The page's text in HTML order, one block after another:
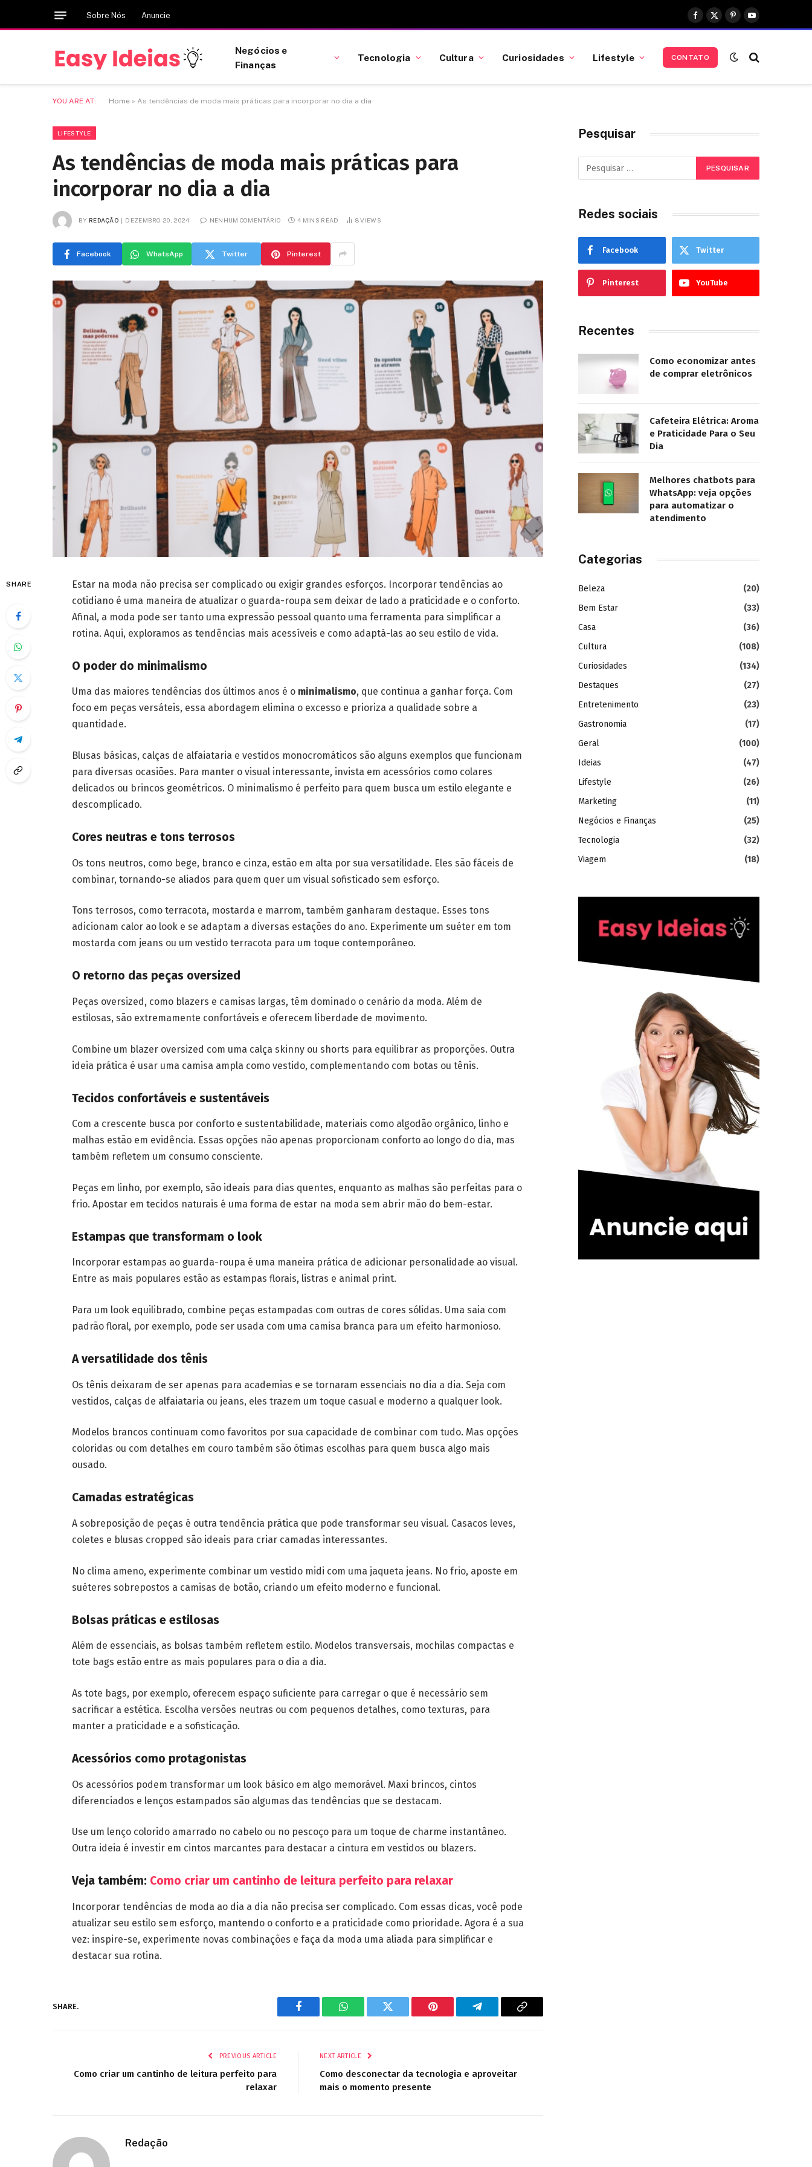
Sobre Nós Anuncie
Facebook
X
(Twitter)
PinterestYouTube
Negócios e
Finanças
Tecnologia Cultura Curiosidades Lifestyle CONTATO
YOU ARE AT: Home » As tendências de moda mais práticas para incorporar no dia a dia
LIFESTYLE
As tendências de moda mais práticas para
incorporar no dia a dia
BY REDAÇÃO DEZEMBRO 20, 2024 NENHUM COMENTÁRIO 4 MINS READ 8VIEWS
Facebook WhatsApp Twitter Pinterest
SHARE
Estar na moda não precisa ser complicado ou exigir grandes esforços. Incorporar tendências ao
cotidiano é uma maneira de atualizar o guarda-roupa sem deixar de lado a praticidade e o conforto.
Afinal, a moda pode ser tanto uma expressão pessoal quanto uma ferramenta para simplificar a
rotina. Aqui, exploramos as tendências mais acessíveis e como adaptá-las ao seu estilo de vida.
O poder do minimalismo
Uma das maiores tendências dos últimos anos é o minimalismo, que continua a ganhar força. Com
foco em peças versáteis, essa abordagem elimina o excesso e prioriza a qualidade sobre a
quantidade.
Blusas básicas, calças de alfaiataria e vestidos monocromáticos são alguns exemplos que funcionam
para diversas ocasiões. Para manter o visual interessante, invista em acessórios como colares
delicados ou brincos geométricos. O minimalismo é perfeito para quem busca um estilo elegante e
descomplicado.
Cores neutras e tons terrosos
Os tons neutros, como bege, branco e cinza, estão em alta por sua versatilidade. Eles são fáceis de
combinar, tornando-se aliados para quem quer um visual sofisticado sem esforço.
Tons terrosos, como terracota, mostarda e marrom, também ganharam destaque. Esses tons
adicionam calor ao look e se adaptam a diversas estações do ano. Experimente um suéter em tom
mostarda com jeans ou um vestido terracota para um toque contemporâneo.
O retorno das peças oversized
Peças oversized, como blazers e camisas largas, têm dominado o cenário da moda. Além de
estilosas, são extremamente confortáveis e oferecem liberdade de movimento.
Combine um blazer oversized com uma calça skinny ou shorts para equilibrar as proporções. Outra
ideia prática é usar uma camisa ampla como vestido, complementando com botas ou tênis.
Tecidos confortáveis e sustentáveis
Com a crescente busca por conforto e sustentabilidade, materiais como algodão orgânico, linho e
malhas estão em evidência. Essas opções não apenas proporcionam conforto ao longo do dia, mas
também refletem um consumo consciente.
Peças em linho, por exemplo, são ideais para dias quentes, enquanto as malhas são perfeitas para o
frio. Apostar em tecidos naturais é uma forma de estar na moda sem abrir mão do bem-estar.
Estampas que transformam o look
Incorporar estampas ao guarda-roupa é uma maneira prática de adicionar personalidade ao visual.
Entre as mais populares estão as estampas florais, listras e animal print.
Para um look equilibrado, combine peças estampadas com outras de cores sólidas. Uma saia com
padrão floral, por exemplo, pode ser usada com uma camisa branca para um efeito harmonioso.
A versatilidade dos tênis
Os tênis deixaram de ser apenas para academias e se tornaram essenciais no dia a dia. Seja com
vestidos, calças de alfaiataria ou jeans, eles trazem um toque casual e moderno a qualquer look.
Modelos brancos continuam como favoritos por sua capacidade de combinar com tudo. Mas opções
coloridas ou com detalhes em couro também são ótimas escolhas para quem busca algo mais
ousado.
Camadas estratégicas
A sobreposição de peças é outra tendência prática que pode transformar seu visual. Casacos leves,
coletes e blusas cropped são ideais para criar camadas interessantes.
No clima ameno, experimente combinar um vestido midi com uma jaqueta jeans. No frio, aposte em
suéteres sobrepostos a camisas de botão, criando um efeito moderno e funcional.
Bolsas práticas e estilosas
Além de essenciais, as bolsas também refletem estilo. Modelos transversais, mochilas compactas e
tote bags estão entre as mais populares para o dia a dia.
As tote bags, por exemplo, oferecem espaço suficiente para carregar o que é necessário sem
sacrificar a estética. Escolha versões neutras ou com pequenos detalhes, como texturas, para
manter a praticidade e a sofisticação.
Acessórios como protagonistas
Os acessórios podem transformar um look básico em algo memorável. Maxi brincos, cintos
diferenciados e lenços estampados são algumas das tendências que se destacam.
Use um lenço colorido amarrado no cabelo ou no pescoço para um toque de charme instantâneo.
Outra ideia é investir em cintos marcantes para destacar a cintura em vestidos ou blazers.
Veja também: Como criar um cantinho de leitura perfeito para relaxar
Incorporar tendências de moda ao dia a dia não precisa ser complicado. Com essas dicas, você pode
atualizar seu estilo sem esforço, mantendo o conforto e a praticidade como prioridade. Agora é a sua
vez: inspire-se, experimente novas combinações e faça da moda uma aliada para simplificar e
destacar sua rotina.
SHARE.
Facebook WhatsAppTwitter Pinterest Telegram Copy
PREVIOUS ARTICLE
Como criar um cantinho de leitura perfeito para
relaxar
NEXT ARTICLE
Como desconectar da tecnologia e aproveitar
mais o momento presente
Redação
Pesquisar
Redes sociais
Facebook Twitter
Pinterest YouTube
Recentes
Como economizar antes
de comprar eletrônicos
Cafeteira Elétrica: Aroma
e Praticidade Para o Seu
Dia
Melhores chatbots para
WhatsApp: veja opções
para automatizar o
atendimento
Categorias
Beleza
(20)
Bem Estar
(33)
Casa
(36)
Cultura
(108)
Curiosidades
(134)
Destaques
(27)
Entretenimento
(23)
Gastronomia
(17)
Geral
(100)
Ideias
(47)
Lifestyle
(26)
Marketing
(11)
Negócios e Finanças
(25)
Tecnologia
(32)
Viagem
(18)